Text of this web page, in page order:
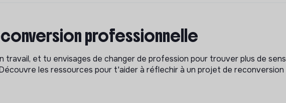
professionnelle
travail, et tu envisages de changer de profession pour trouver plus de sens
les ressources pour t'aider à réflechir à un projet de reconversion